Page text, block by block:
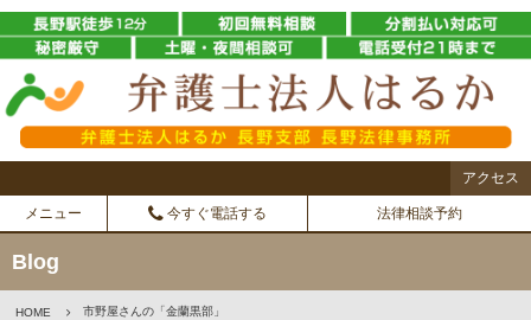
アクセス
メニュー 今すぐ電話する 法律相談予約
Blog
HOME 市野屋さんの「金蘭黒部」